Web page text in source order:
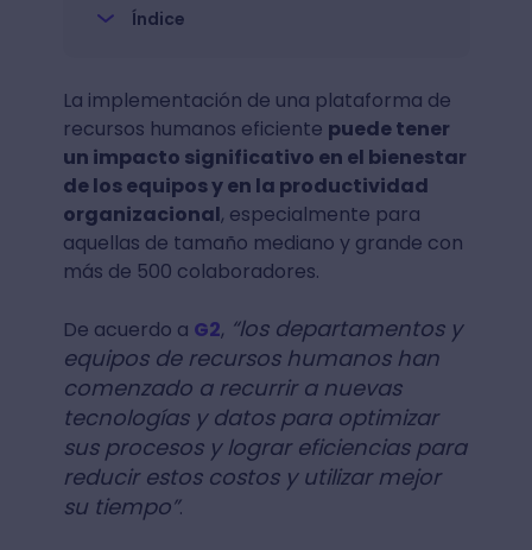
Índice
La implementación de una plataforma de
recursos humanos eficiente puede tener
un impacto significativo en el bienestar
de los equipos y en la productividad
organizacional, especialmente para
aquellas de tamaño mediano y grande con
más de 500 colaboradores.
De acuerdo a G2, “los departamentos y
equipos de recursos humanos han
comenzado a recurrir a nuevas
tecnologías y datos para optimizar
sus procesos y lograr eficiencias para
reducir estos costos y utilizar mejor
su tiempo”.